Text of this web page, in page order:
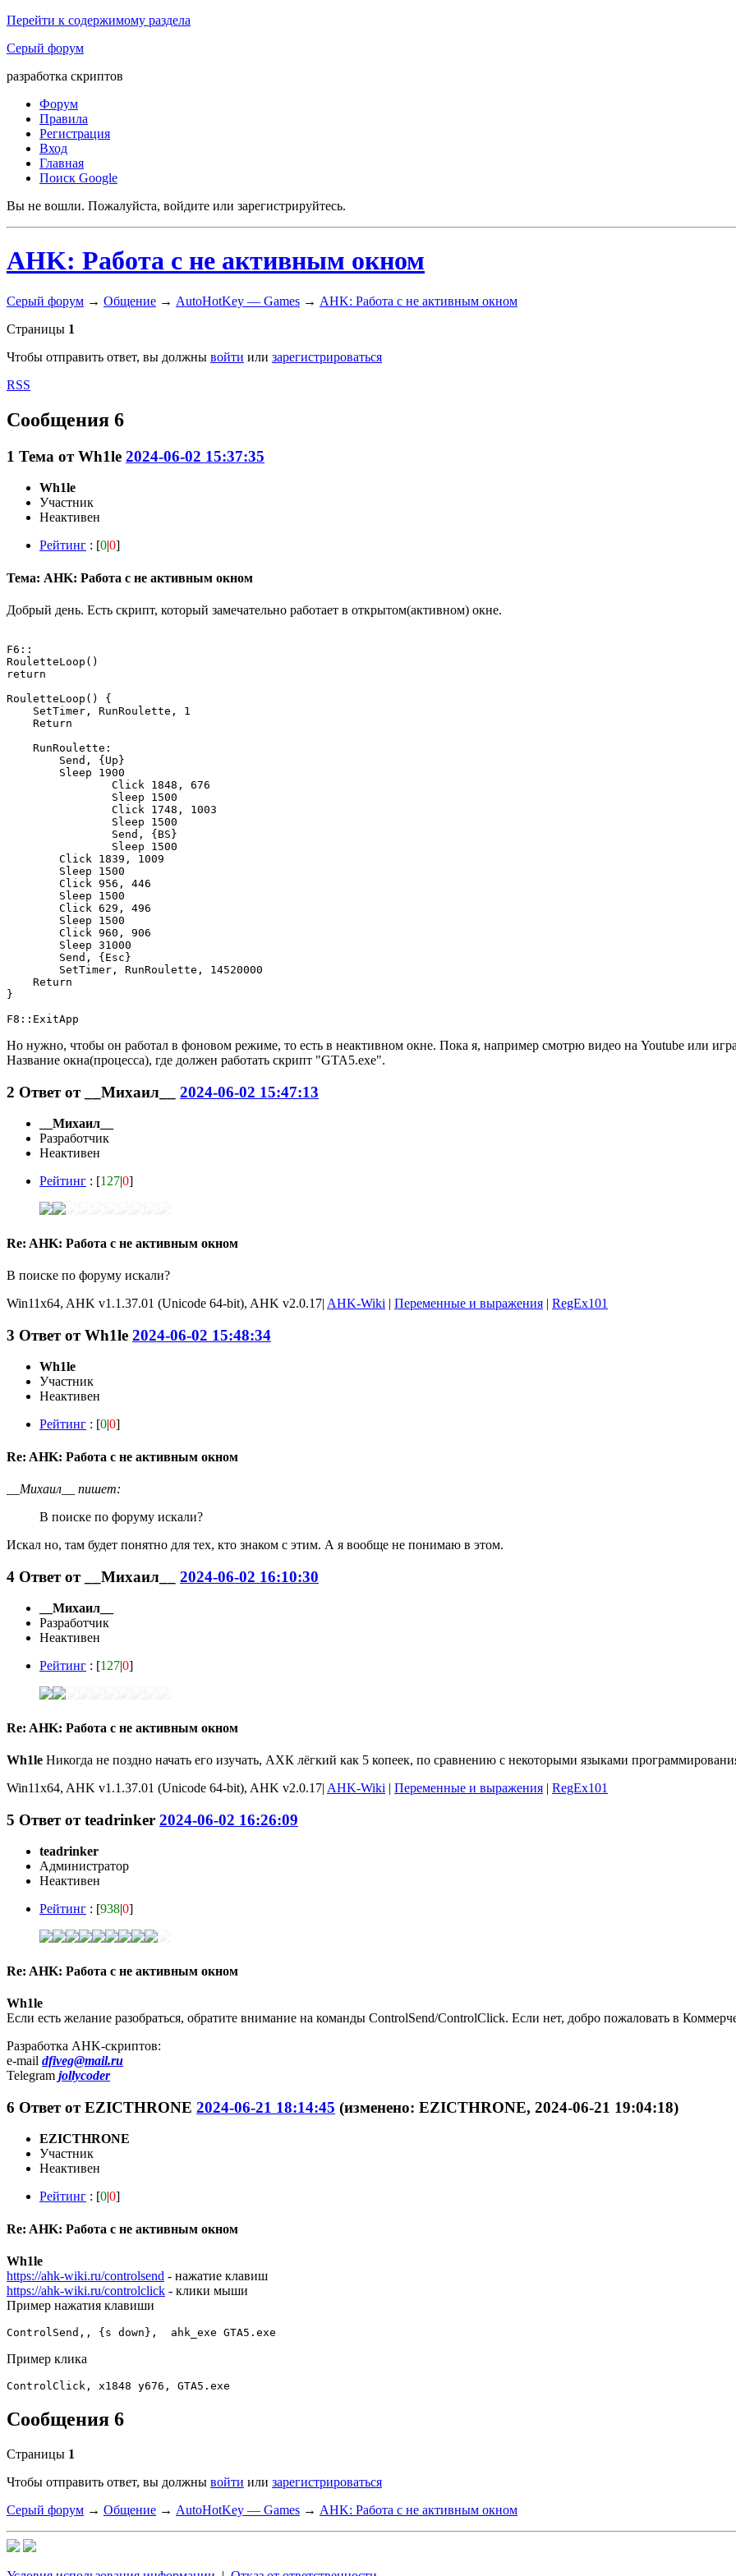
Перейти к содержимому раздела
Серый форум
разработка скриптов
Форум
Правила
Регистрация
Вход
Главная
Поиск Google
Вы не вошли. Пожалуйста, войдите или зарегистрируйтесь.
AHK: Работа с не активным окном
Серый форум → Общение → AutoHotKey — Games → AHK: Работа с не активным окном
Страницы 1
Чтобы отправить ответ, вы должны войти или зарегистрироваться
RSS
Сообщения 6
1 Тема отWh1le 2024-06-02 15:37:35
Wh1le
Участник
Неактивен
Рейтинг : [0|0]
Тема: AHK: Работа с не активным окном
Добрый день. Есть скрипт, который замечательно работает в открытом(активном) окне.
F6::
RouletteLoop()
return
RouletteLoop() {
    SetTimer, RunRoulette, 1
    Return
    RunRoulette:
        Send, {Up}
        Sleep 1900
        Click 1839, 1009
        Sleep 1500
        Click 956, 446
        Sleep 1500
        Click 629, 496
        Sleep 1500
        Click 960, 906
        Sleep 31000
        Send, {Esc}
        SetTimer, RunRoulette, 14520000
    Return
}
Но нужно, чтобы он работал в фоновом режиме, то есть в неактивном окне. Пока я, например смотрю видео на Youtube или
Название окна(процесса), где должен работать скрипт "GTA5.exe".
2 Ответ от __Михаил__ 2024-06-02 15:47:13
__Михаил__
Разработчик
Неактивен
Рейтинг : [127|0]
Re: AHK: Работа с не активным окном
В поиске по форуму искали?
Win11x64, AHK v1.1.37.01 (Unicode 64-bit), AHK v2.0.17| AHK-Wiki | Переменные и выражения | RegEx101
3 Ответ отWh1le 2024-06-02 15:48:34
Wh1le
Участник
Неактивен
Рейтинг : [0|0]
Re: AHK: Работа с не активным окном
__Михаил__ пишет:
В поиске по форуму искали?
Искал но, там будет понятно для тех, кто знаком с этим. А я вообще не понимаю в этом.
4 Ответ от __Михаил__ 2024-06-02 16:10:30
__Михаил__
Разработчик
Неактивен
Рейтинг : [127|0]
Re: AHK: Работа с не активным окном
Wh1le Никогда не поздно начать его изучать, АХК лёгкий как 5 копеек, по сравнению с некоторыми языками
Win11x64, AHK v1.1.37.01 (Unicode 64-bit), AHK v2.0.17| AHK-Wiki | Переменные и выражения | RegEx101
5 Ответ отteadrinker 2024-06-02 16:26:09
teadrinker
Администратор
Неактивен
Рейтинг : [938|0]
Re: AHK: Работа с не активным окном
Wh1le
Если есть желание разобраться, обратите внимание на команды ControlSend/ControlClick. Если нет, добро пожаловать в
Разработка AHK-скриптов:
e-mail dfiveg@mail.ru
Telegram jollycoder
6 Ответ отEZICTHRONE 2024-06-21 18:14:45 (изменено: EZICTHRONE, 2024-06-21 19:04:18)
EZICTHRONE
Участник
Неактивен
Рейтинг : [0|0]
Re: AHK: Работа с не активным окном
Wh1le
https://ahk-wiki.ru/controlsend - нажатие клавиш
https://ahk-wiki.ru/controlclick - клики мыши
Пример нажатия клавиши
ControlSend,, {s down},  ahk_exe GTA5.exe
Пример клика
ControlClick, x1848 y676, GTA5.exe
Сообщения 6
Страницы 1
Чтобы отправить ответ, вы должны войти или зарегистрироваться
Серый форум → Общение → AutoHotKey — Games → AHK: Работа с не активным окном